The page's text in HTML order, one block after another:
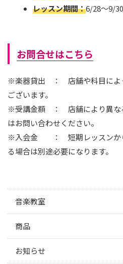
レッスン期間：6/28～9/30
お問合せはこちら
※楽器貸出 ： 店舗や科目によ
ございます。
※受講金額 ： 店舗により異な
はお問い合わせください。
※入会金 ： 短期レッスンから
る場合は別途必要になります。
音楽教室
商品
お知らせ